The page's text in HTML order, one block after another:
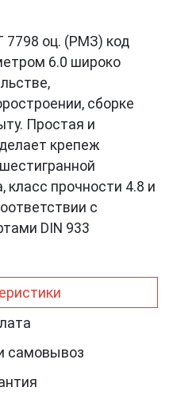
7798 оц. (РМЗ) код
6.0 широко
сборке
Простая и
крепеж
класс прочности 4.8 и
с
DIN 933
самовывоз